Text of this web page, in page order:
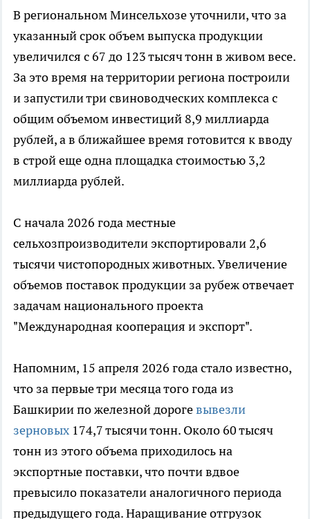
В региональном Минсельхозе уточнили, что за
указанный срок объем выпуска продукции
увеличился с 67 до 123 тысяч тонн в живом весе.
За это время на территории региона построили
и запустили три свиноводческих комплекса с
общим объемом инвестиций 8,9 миллиарда
рублей, а в ближайшее время готовится к вводу
в строй еще одна площадка стоимостью 3,2
миллиарда рублей.
С начала 2026 года местные
сельхозпроизводители экспортировали 2,6
тысячи чистопородных животных. Увеличение
объемов поставок продукции за рубеж отвечает
задачам национального проекта
"Международная кооперация и экспорт".
Напомним, 15 апреля 2026 года стало известно,
что за первые три месяца того года из
Башкирии по железной дорогевывезли
зерновых 174,7 тысячи тонн. Около 60 тысяч
тонн из этого объема приходилось на
экспортные поставки, что почти вдвое
превысило показатели аналогичного периода
предыдущего года. Наращивание отгрузок